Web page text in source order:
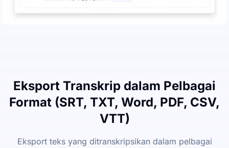
Eksport Transkrip dalam Pelbagai
Format (SRT, TXT, Word, PDF, CSV,
VTT)
Eksport teks yang ditranskripsikan dalam pelbagai